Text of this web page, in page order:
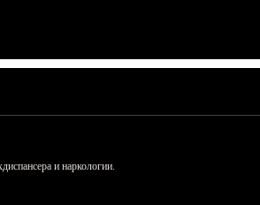
и наркологии.